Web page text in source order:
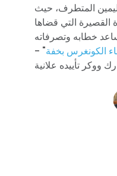
المتطرف، حيث
القصيرة التي قضاها
خطابه وتصرفاته
الكونغرس بخفة" -